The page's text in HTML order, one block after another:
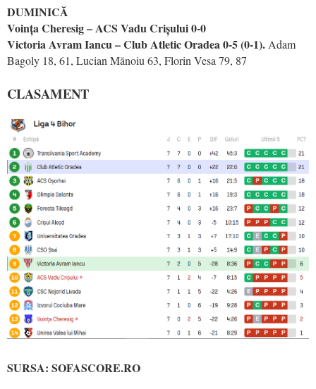
DUMINICĂ
Voința Cheresig – ACS Vadu Crișului 0-0
Victoria Avram Iancu – Club Atletic Oradea 0-5 (0-1). Adam
Bagoly 18, 61, Lucian Mănoiu 63, Florin Vesa 79, 87
CLASAMENT
SURSA: SOFASCORE.RO